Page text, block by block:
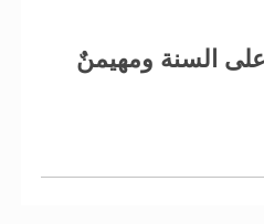
السنة ومهيمنٌ